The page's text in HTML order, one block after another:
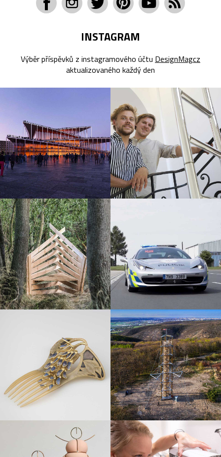
INSTAGRAM
Výběr příspěvků z instagramového účtu DesignMagcz
aktualizovaného každý den